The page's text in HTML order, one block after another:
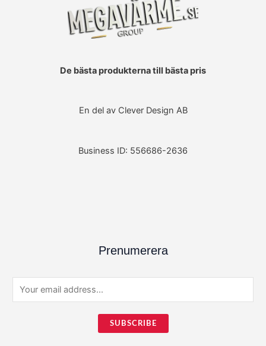
De bästa produkterna till bästa pris
En del av Clever Design AB
Business ID: 556686-2636
Prenumerera
m
SUBSCRIBE